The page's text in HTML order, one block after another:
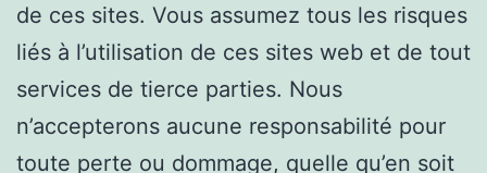
de ces sites. Vous assumez tous les risques
liés à l’utilisation de ces sites web et de tout
services de tierce parties. Nous
n’accepterons aucune responsabilité pour
toute perte ou dommage, quelle qu’en soit